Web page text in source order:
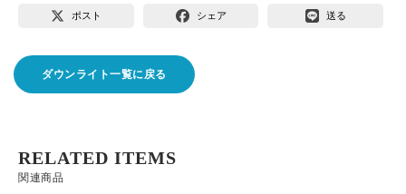
ポスト シェア 送る
ダウンライト一覧に戻る
関連商品
RELATED ITEMS